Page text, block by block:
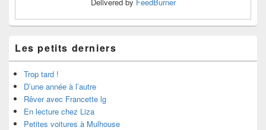
Les petits derniers
Trop tard !
D’une année à l’autre
Rêver avec Francette lg
En lecture chez Liza
Petites voitures à Mulhouse